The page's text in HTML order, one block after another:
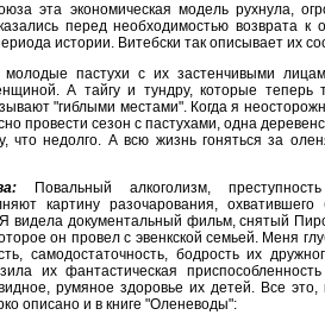
эта экономическая модель рухнула,
перед необходимостью возврата к
истории. Витебски так описывает их
молодые пастухи с их застенчивыми
А тайгу и тундру, которые теперь
"гиблыми местами". Когда я
провести сезон с пастухами, одна
что недолго. А всю жизнь гоняться за
Повальный алкоголизм,
картину разочарования, охватившего
видела документальный фильм, снятый
он провел с эвенкской семьей. Меня
самодостаточность, бодрость их
их фантастическая
румяное здоровье их детей. Все это,
описано и в книге "Оленеводы":